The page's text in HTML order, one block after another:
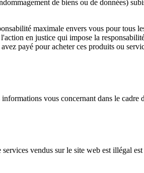
de biens ou de données)
maximale envers vous pour tous
en justice qui impose la
payé pour acheter ces produits ou
vous concernant dans le cadre
vendus sur le site web est illégal